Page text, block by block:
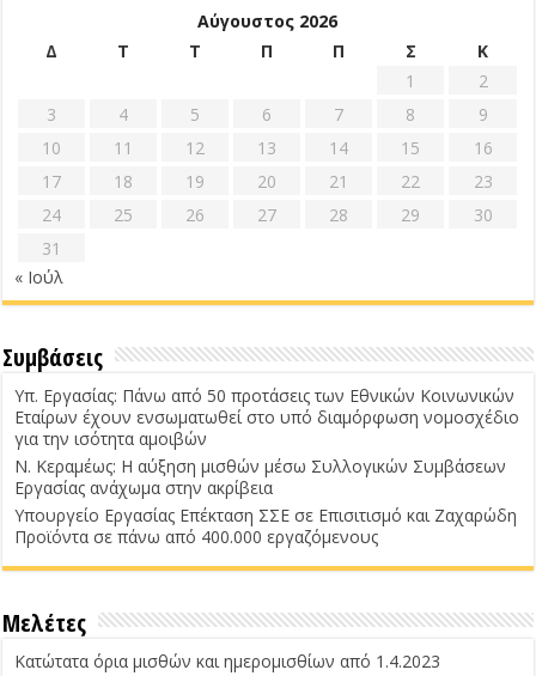
Αύγουστος 2026
Δ
Τ Τ Π Π Σ
Κ
1
2
3
4 5 6 7 8
9
10
11 12 13 14 15
16
17
18 19 20 21 22
23
24
25 26 27 28 29
30
31
« Ιούλ
Συμβάσεις
Υπ. Εργασίας: Πάνω από 50 προτάσεις των Εθνικών Κοινωνικών
Εταίρων έχουν ενσωματωθεί στο υπό διαμόρφωση νομοσχέδιο
για την ισότητα αμοιβών
Ν. Κεραμέως: Η αύξηση μισθών μέσω Συλλογικών Συμβάσεων
Εργασίας ανάχωμα στην ακρίβεια
Υπουργείο Εργασίας Επέκταση ΣΣΕ σε Επισιτισμό και Ζαχαρώδη
Προϊόντα σε πάνω από 400.000 εργαζόμενους
Μελέτες
Κατώτατα όρια μισθών και ημερομισθίων από 1.4.2023